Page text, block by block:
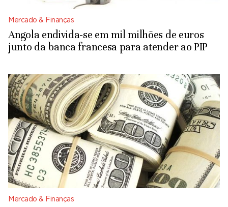
Mercado & Finanças
Angola endivida-se em mil milhões de euros
junto da banca francesa para atender ao PIP
Mercado & Finanças